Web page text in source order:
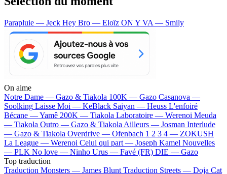
Parapluie — Jeck Hey Bro — Eloïz ON Y VA — Smily
On aime
Notre Dame — Gazo & Tiakola 100K — Gazo Casanova —
Soolking Laisse Moi — KeBlack Saiyan — Heuss L'enfoiré
Bécane —Yamê 200K — Tiakola Laboratoire — Werenoi Meuda
— Tiakola Outro — Gazo & Tiakola Ailleurs — Josman Interlude
— Gazo & Tiakola Overdrive — Ofenbach 1 2 3 4 — ZOKUSH
La League — Werenoi Celui qui part — Joseph Kamel Nouvelles
— PLK No love — Ninho Urus — Favé (FR) DIE — Gazo
Top traduction
Traduction Monsters — James Blunt Traduction Streets — Doja Cat